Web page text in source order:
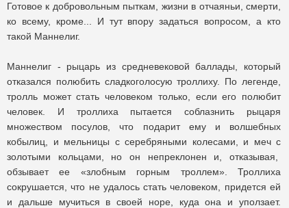
Готовое к добровольным пыткам, жизни в отчаяньи, смерти,
ко всему, кроме... И тут впору задаться вопросом, а кто
такой Маннелиг.
Маннелиг - рыцарь из средневековой баллады, который
отказался полюбить сладкоголосую троллиху. По легенде,
тролль может стать человеком только, если его полюбит
человек. И троллиха пытается соблазнить рыцаря
множеством посулов, что подарит ему и волшебных
кобылиц, и мельницы с серебряными колесами, и меч с
золотыми кольцами, но он непреклонен и, отказывая,
обзывает ее «злобным горным троллем». Троллиха
сокрушается, что не удалось стать человеком, придется ей
и дальше мучиться в своей норе, куда она и уползает.